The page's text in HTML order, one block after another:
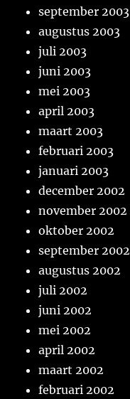
september 2003
augustus 2003
juli 2003
juni 2003
mei 2003
april 2003
maart 2003
februari 2003
januari 2003
december 2002
november 2002
oktober 2002
september 2002
augustus 2002
juli 2002
juni 2002
mei 2002
april 2002
maart 2002
februari 2002